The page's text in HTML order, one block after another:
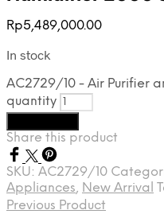
Rp5,489,000.00
In stock
AC2729/10 - Air Purifier
quantity
Share this product
SKU: AC2729/10
Appliances, New Arrival
Previous Product